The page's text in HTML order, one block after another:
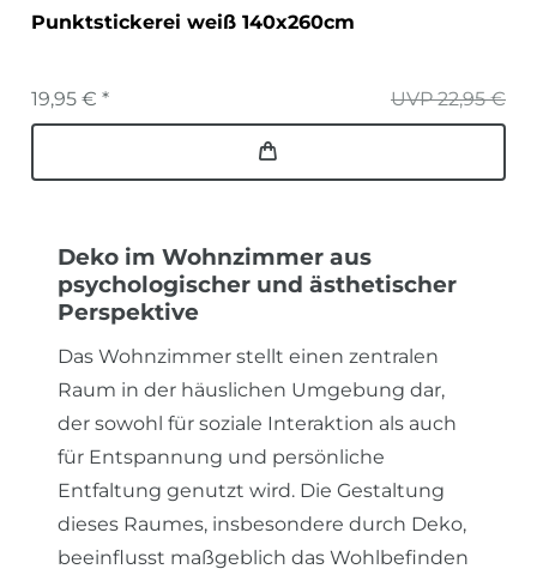
Punktstickerei weiß 140x260cm
UVP 22,95 €
19,95 € *
Deko im Wohnzimmer aus
psychologischer und ästhetischer
Perspektive
Das Wohnzimmer stellt einen zentralen
Raum in der häuslichen Umgebung dar,
der sowohl für soziale Interaktion als auch
für Entspannung und persönliche
Entfaltung genutzt wird. Die Gestaltung
dieses Raumes, insbesondere durch Deko,
beeinflusst maßgeblich das Wohlbefinden